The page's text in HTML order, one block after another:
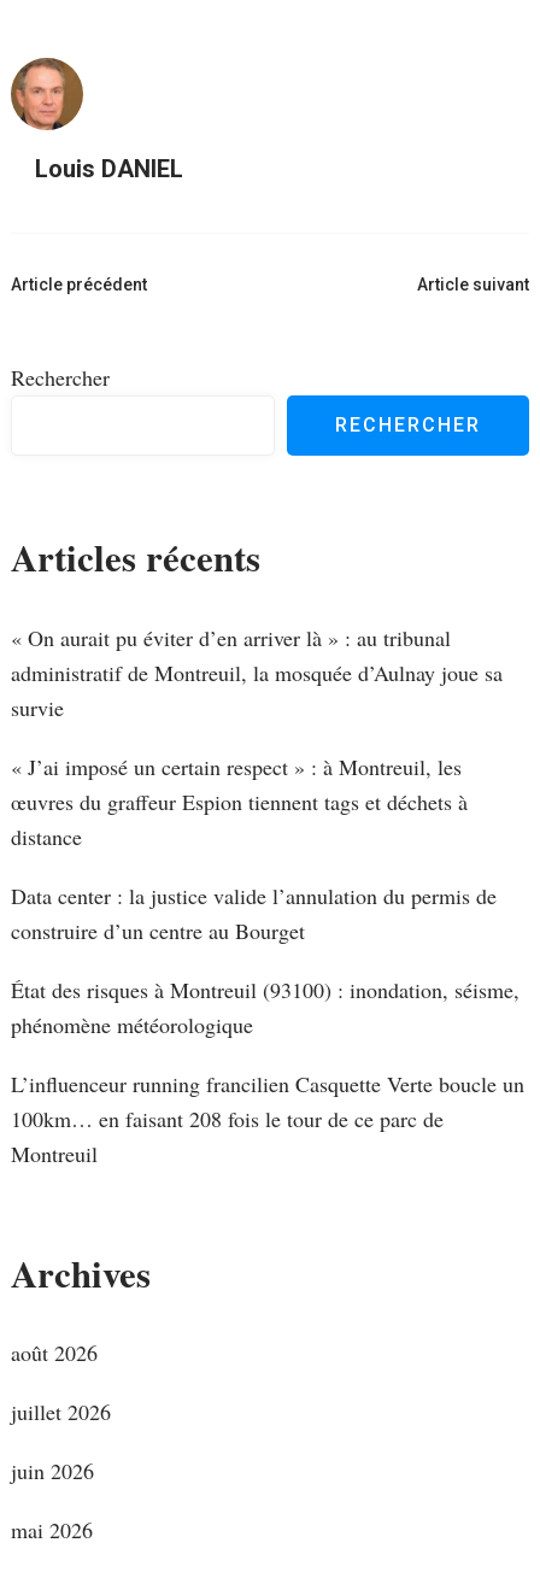
Louis DANIEL
Navigation
Article précédent Article suivant
Rechercher
RECHERCHER
Articles récents
« On aurait pu éviter d’en arriver là » : au tribunal
administratif de Montreuil, la mosquée d’Aulnay joue sa
survie
« J’ai imposé un certain respect » : à Montreuil, les
œuvres du graffeur Espion tiennent tags et déchets à
distance
Data center : la justice valide l’annulation du permis de
construire d’un centre au Bourget
État des risques à Montreuil (93100) : inondation, séisme,
phénomène météorologique
L’influenceur running francilien Casquette Verte boucle un
100km… en faisant 208 fois le tour de ce parc de
Montreuil
Archives
août 2026
juillet 2026
juin 2026
mai 2026